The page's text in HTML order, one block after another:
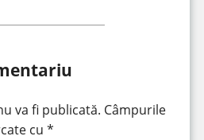
va fi publicată. Câmpurile
cu *